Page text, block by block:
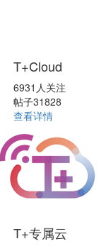
T+Cloud
6931人关注
帖子31828
查看详情
T+专属云